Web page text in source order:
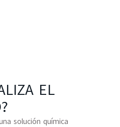
EL
solución química